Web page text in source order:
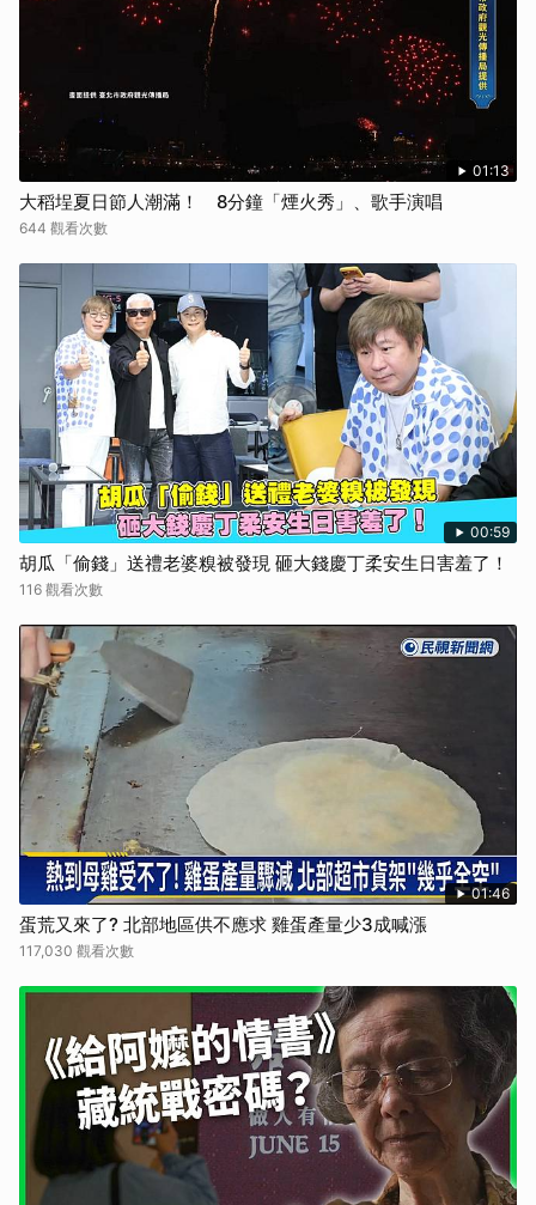
01:13
大稻埕夏日節人潮滿！ 8分鐘「煙火秀」、歌手演唱
644 觀看次數
00:59
胡瓜「偷錢」送禮老婆糗被發現 砸大錢慶丁柔安生日害羞了！
116 觀看次數
01:46
蛋荒又來了? 北部地區供不應求 雞蛋產量少3成喊漲
117,030 觀看次數